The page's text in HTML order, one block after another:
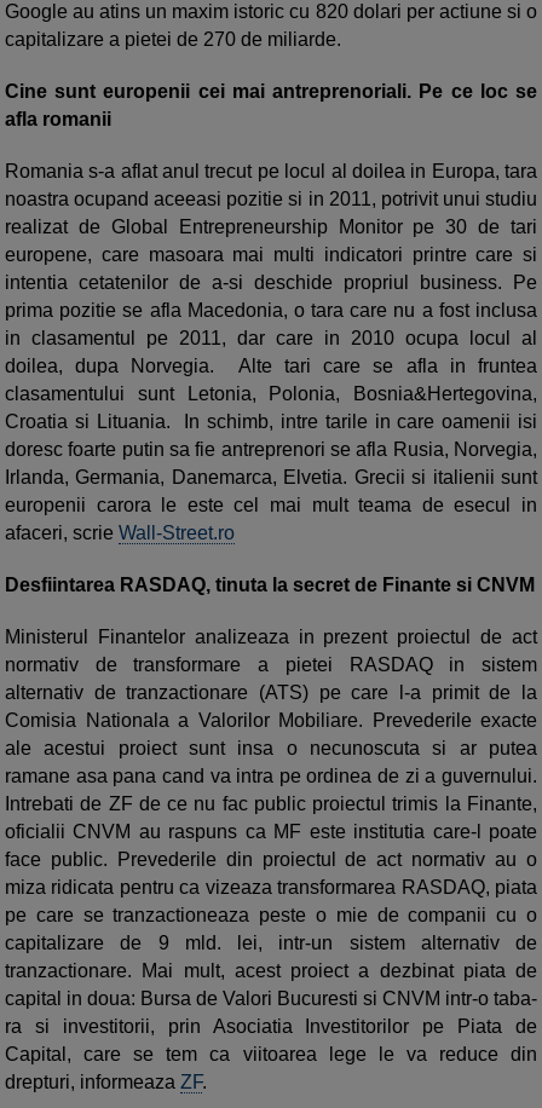
Google au atins un maxim istoric cu 820 dolari per actiune si o
capitalizare a pietei de 270 de miliarde.
Cine sunt europenii cei mai antreprenoriali. Pe ce loc se
afla romanii
Romania s-a aflat anul trecut pe locul al doilea in Europa, tara
noastra ocupand aceeasi pozitie si in 2011, potrivit unui studiu
realizat de Global Entrepreneurship Monitor pe 30 de tari
europene, care masoara mai multi indicatori printre care si
intentia cetatenilor de a-si deschide propriul business. Pe
prima pozitie se afla Macedonia, o tara care nu a fost inclusa
in clasamentul pe 2011, dar care in 2010 ocupa locul al
doilea, dupa Norvegia. Alte tari care se afla in fruntea
clasamentului sunt Letonia, Polonia, Bosnia&Hertegovina,
Croatia si Lituania. In schimb, intre tarile in care oamenii isi
doresc foarte putin sa fie antreprenori se afla Rusia, Norvegia,
Irlanda, Germania, Danemarca, Elvetia. Grecii si italienii sunt
europenii carora le este cel mai mult teama de esecul in
afaceri, scrie Wall-Street.ro
Desfiintarea RASDAQ, tinuta la secret de Finante si CNVM
Ministerul Finantelor analizeaza in prezent pro­iectul de act
normativ de transformare a pietei RASDAQ in sistem
alternativ de tranzactionare (ATS) pe care l-a primit de la
Comisia Nationala a Valorilor Mobiliare. Prevederile exacte
ale acestui proiect sunt insa o necunoscuta si ar putea
ramane asa pana cand va intra pe ordinea de zi a guvernului.
Intrebati de ZF de ce nu fac public proiectul trimis la Finante,
oficialii CNVM au raspuns ca MF este institutia care-l poate
face public. Prevederile din proiectul de act normativ au o
miza ridicata pentru ca vizeaza transformarea RASDAQ, piata
pe care se tranzactioneaza peste o mie de companii cu o
capitalizare de 9 mld. lei, intr-un sistem alternativ de
tranzactionare. Mai mult, acest proiect a dezbinat piata de
capital in doua: Bursa de Valori Bucuresti si CNVM intr-o ta­ba­
ra si investitorii, prin Asociatia Investitorilor pe Piata de
Capital, care se tem ca viitoarea lege le va reduce din
drepturi, informeaza ZF.